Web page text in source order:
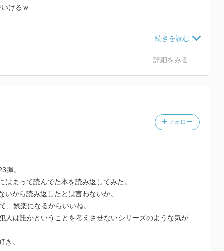
けるｗ
住民が大騒ぎだろう！
詳細をみる
フォロー
弾。
はまって読んでた本を読み返してみた。
いから読み返したとは言わないか。
、娯楽になるからいいね。
人は誰かということを考えさせないシリーズのような気が
き。